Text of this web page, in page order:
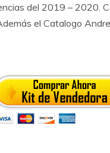
del 2019 – 2020.
el Catalogo